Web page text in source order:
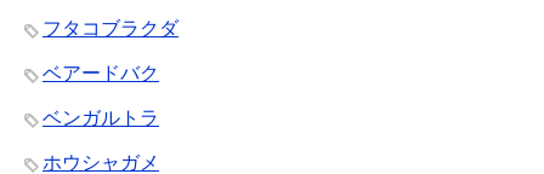
フタコブラクダ
ベアードバク
ベンガルトラ
ホウシャガメ